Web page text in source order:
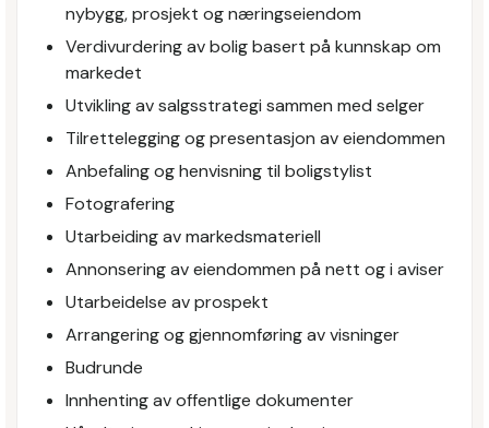
nybygg, prosjekt og næringseiendom
Verdivurdering av bolig basert på kunnskap om
markedet
Utvikling av salgsstrategi sammen med selger
Tilrettelegging og presentasjon av eiendommen
Anbefaling og henvisning til boligstylist
Fotografering
Utarbeiding av markedsmateriell
Annonsering av eiendommen på nett og i aviser
Utarbeidelse av prospekt
Arrangering og gjennomføring av visninger
Budrunde
Innhenting av offentlige dokumenter